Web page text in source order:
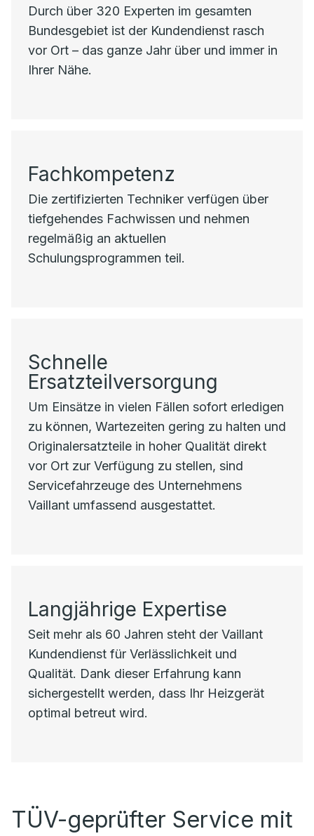
Durch über 320 Experten im gesamten
Bundesgebiet ist der Kundendienst rasch
vor Ort – das ganze Jahr über und immer in
Ihrer Nähe.
Fachkompetenz
Die zertifizierten Techniker verfügen über
tiefgehendes Fachwissen und nehmen
regelmäßig an aktuellen
Schulungsprogrammen teil.
Schnelle
Ersatzteilversorgung
Um Einsätze in vielen Fällen sofort erledigen
zu können, Wartezeiten gering zu halten und
Originalersatzteile in hoher Qualität direkt
vor Ort zur Verfügung zu stellen, sind
Servicefahrzeuge des Unternehmens
Vaillant umfassend ausgestattet.
Langjährige Expertise
Seit mehr als 60 Jahren steht der Vaillant
Kundendienst für Verlässlichkeit und
Qualität. Dank dieser Erfahrung kann
sichergestellt werden, dass Ihr Heizgerät
optimal betreut wird.
TÜV-geprüfter Service mit